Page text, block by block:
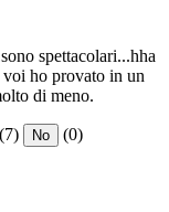
spettacolari...hha
ho provato in un
di meno.
(7) No (0)